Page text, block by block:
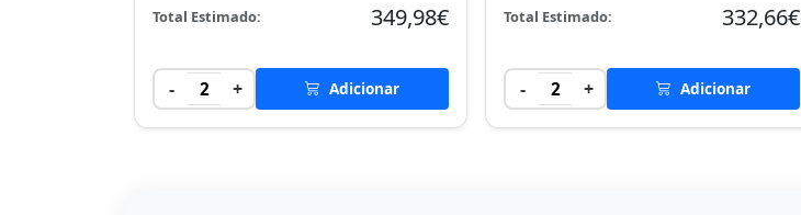
Total Estimado: 349,98€
- 2 + Adicionar
Total Estimado: 332,66€
- 2 + Adicionar